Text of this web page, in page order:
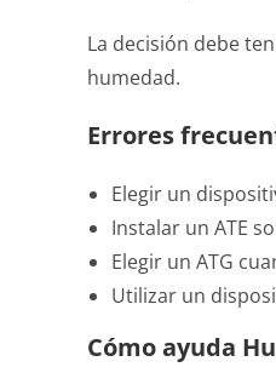
La decisión debe
humedad.
Errores
Elegir un
Instalar un ATE
Elegir un ATG
Utilizar un
Cómo ayuda